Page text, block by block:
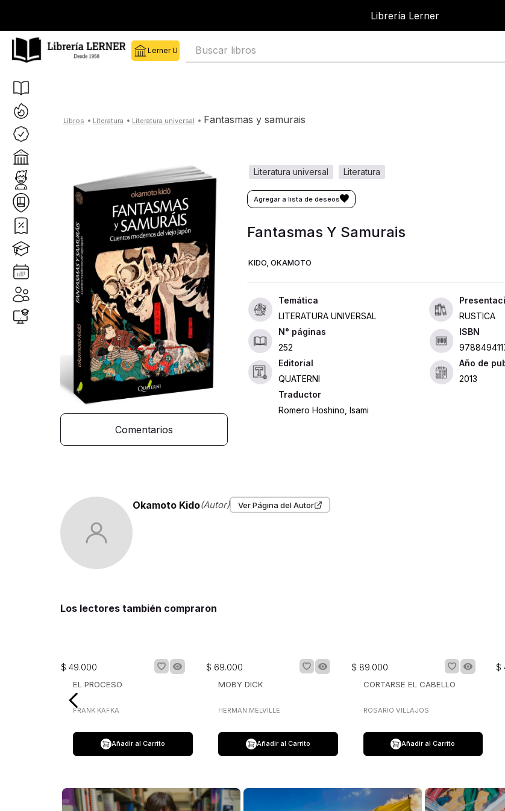
Librería Lerner
Buscar libros
literatura literatura universal fantasmas y samurais
Comentarios
literatura
literatura universal
Fantasmas Y Samurais
KIDO, OKAMOTO
LITERATURA UNIVERSAL
RUSTICA
252
ISBN
Editorial
QUATERNI
Año de
2013
Traductor
Romero Hoshino, Isami
Okamoto Kido(Autor) Ver Página del Autor
Los lectores también compraron
$ 49 .000 $ 69 .000 000 $